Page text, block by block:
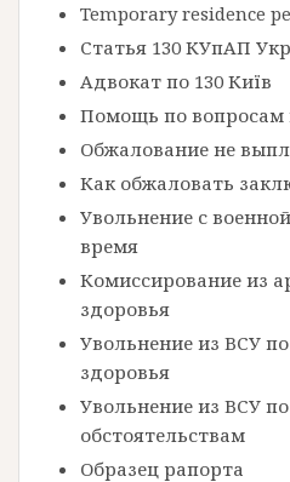
Temporary residence
Статья 130 КУпАП
Адвокат по 130 Київ
Помощь по вопросам
Обжалование не
Как обжаловать
Увольнение с
время
Комиссирование из
здоровья
Увольнение из ВСУ
здоровья
Увольнение из ВСУ
обстоятельствам
Образец рапорта